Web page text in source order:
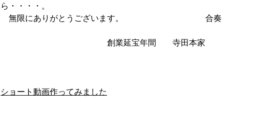
ら・・・・。
無限にありがとうございます。 合奏
創業延宝年間 寺田本家
ショート動画作ってみました